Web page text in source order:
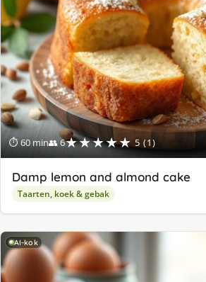
⏱ 60 min👥 6★★★★★ 5 (1)
Damp lemon and almond cake
Taarten, koek & gebak
AI-kok